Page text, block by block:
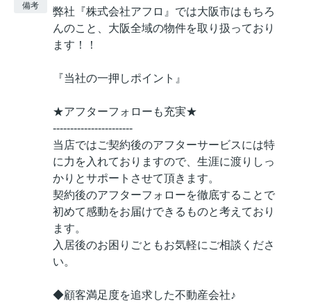
備考
弊社『株式会社アフロ』では大阪市はもちろ
んのこと、大阪全域の物件を取り扱っており
ます！！
『当社の一押しポイント』
★アフターフォローも充実★
-----------------------
当店ではご契約後のアフターサービスには特
に力を入れておりますので、生涯に渡りしっ
かりとサポートさせて頂きます。
契約後のアフターフォローを徹底することで
初めて感動をお届けできるものと考えており
ます。
入居後のお困りごともお気軽にご相談くださ
い。
◆顧客満足度を追求した不動産会社♪